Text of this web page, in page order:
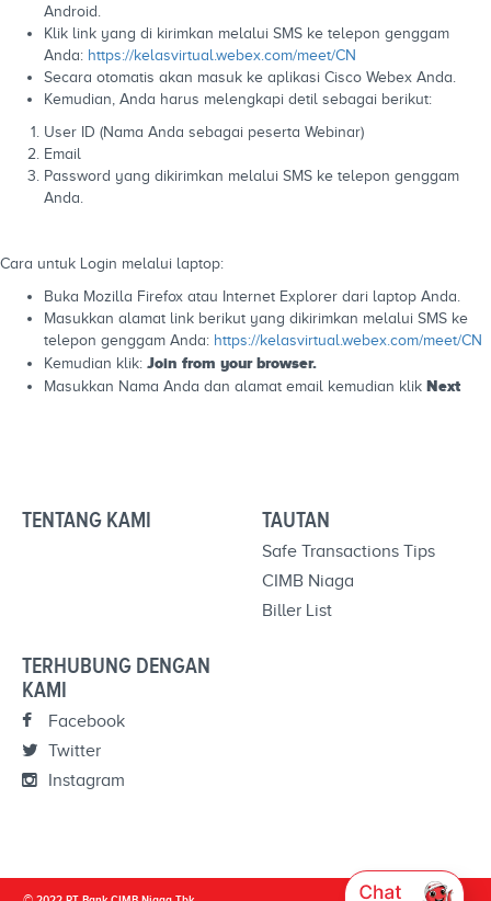
Android.
Klik link yang di kirimkan melalui SMS ke telepon genggam
Anda: https://kelasvirtual.webex.com/meet/CN
Secara otomatis akan masuk ke aplikasi Cisco Webex Anda.
Kemudian, Anda harus melengkapi detil sebagai berikut:
User ID (Nama Anda sebagai peserta Webinar)
Email
Password yang dikirimkan melalui SMS ke telepon genggam
Anda.
Cara untuk Login melalui laptop:
Buka Mozilla Firefox atau Internet Explorer dari laptop Anda.
Masukkan alamat link berikut yang dikirimkan melalui SMS ke
telepon genggam Anda: https://kelasvirtual.webex.com/meet/CN
Kemudian klik: Join from your browser.
Masukkan Nama Anda dan alamat email kemudian klik Next
TENTANG KAMI TAUTAN
Safe Transactions Tips
CIMB Niaga
Biller List
TERHUBUNG DENGAN
KAMI
Facebook
Twitter
Instagram